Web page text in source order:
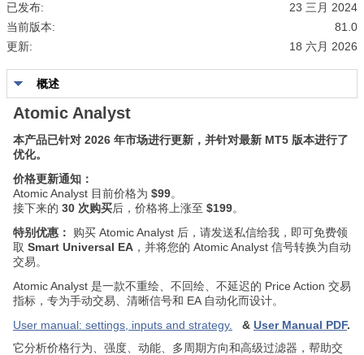
已发布:
23 三月 2024
当前版本:
81.0
更新:
18 六月 2026
概述
Atomic Analyst
本产品已针对 2026 年市场进行更新，并针对最新 MT5 版本进行了
优化。
价格更新通知：
Atomic Analyst 目前价格为 $99。
接下来的 30 次购买后，价格将上涨至 $199。
特别优惠：
购买 Atomic Analyst 后，请发送私信给我，即可免费领
取 Smart Universal EA ，并将您的 Atomic Analyst 信号转换为自动
交易。
Atomic Analyst 是一款不重绘、不回绘、不延迟的 Price Action 交易
指标，专为手动交易、清晰信号和 EA 自动化而设计。
User manual: settings, inputs and strategy.
& User Manual PDF.
它分析价格行为、强度、动能、多周期方向和高级过滤器，帮助交